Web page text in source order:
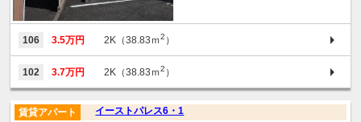
106 3.5万円 2K（38.83ｍ2 ）
102 3.7万円 2K（38.83ｍ2 ）
イーストパレス6・1
賃貸アパート